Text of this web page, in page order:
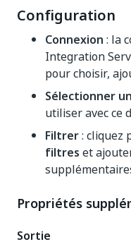
Configuration
Connexion : la
Integration
pour choisir,
Sélectionner
utiliser avec ce
Filtrer: cliquez
filtres et
Propriétés
Sortie